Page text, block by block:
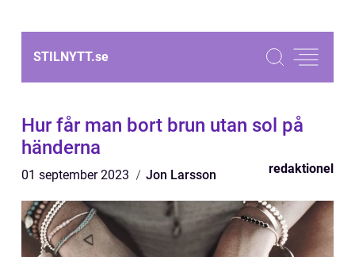
STILNYTT.se
Hur får man bort brun utan sol på
händerna
01 september 2023 Jon Larsson redaktionel